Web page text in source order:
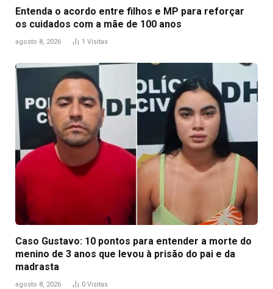
Entenda o acordo entre filhos e MP para reforçar
os cuidados com a mãe de 100 anos
agosto 8, 2026 1 Visitas
Caso Gustavo: 10 pontos para entender a morte do
menino de 3 anos que levou à prisão do pai e da
madrasta
agosto 8, 2026 0 Visitas